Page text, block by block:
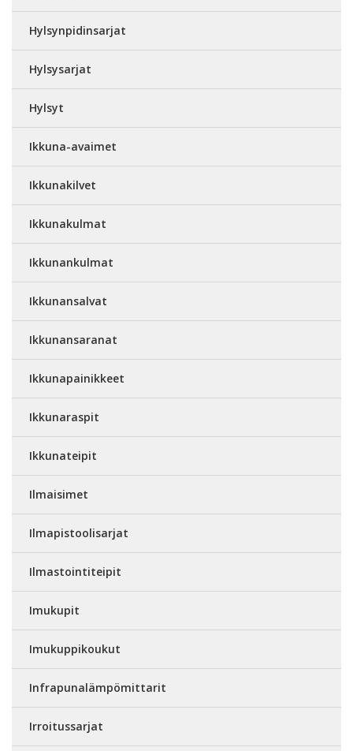
Hylsynpidinsarjat
Hylsysarjat
Hylsyt
Ikkuna-avaimet
Ikkunakilvet
Ikkunakulmat
Ikkunankulmat
Ikkunansalvat
Ikkunansaranat
Ikkunapainikkeet
Ikkunaraspit
Ikkunateipit
Ilmaisimet
Ilmapistoolisarjat
Ilmastointiteipit
Imukupit
Imukuppikoukut
Infrapunalämpömittarit
Irroitussarjat